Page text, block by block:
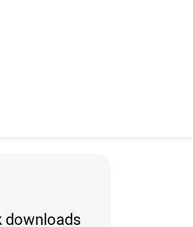
downloads